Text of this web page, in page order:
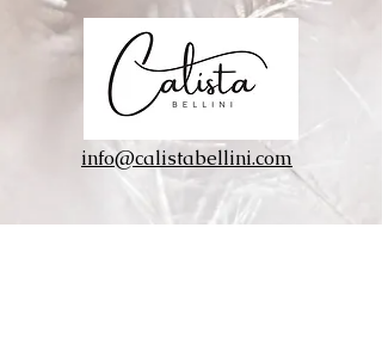
info@calistabellini.com